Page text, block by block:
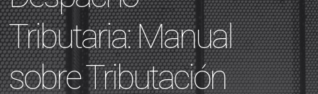
Tributaria: Manual
sobre Tributación